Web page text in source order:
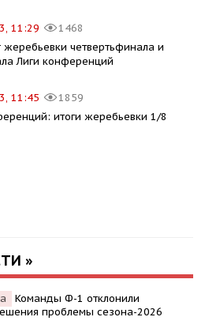
11:29
1468
жеребьевки четвертьфинала и
Лиги конференций
11:45
1859
итоги жеребьевки 1/8
»
Команды Ф-1 отклонили
проблемы сезона-2026